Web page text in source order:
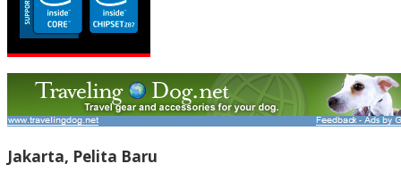
Jakarta, Pelita Baru